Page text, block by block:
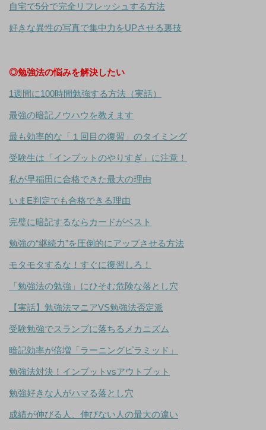
自宅で5分で完全リフレッシュする方法
好きな異性の写真で集中力をUPさせる裏技
◎勉強法の悩みを解決したい
1週間に100時間勉強する方法（実話）
最強の暗記ノウハウを教えます
最も効率的な「１回目の復習」のタイミング
受験生は「インプットのやりすぎ」に注意！
私が早稲田に合格できた最大の理由
いまE判定でも合格できる理由
完璧に暗記するならカードがベスト
勉強の“継続力”を圧倒的にアップさせる方法
モタモタするな！すぐに復習しろ！
「勉強法の勉強」にひそむ危険な落とし穴
【実話】勉強法マニアVS勉強法否定派
受験勉強でスランプに落ちるメカニズム
暗記効率が倍増「ラーニングピラミッド」
勉強法対決！インプットvsアウトプット
勉強好きな人がハマる落とし穴
成績が伸びる人、伸びない人の最大の違い